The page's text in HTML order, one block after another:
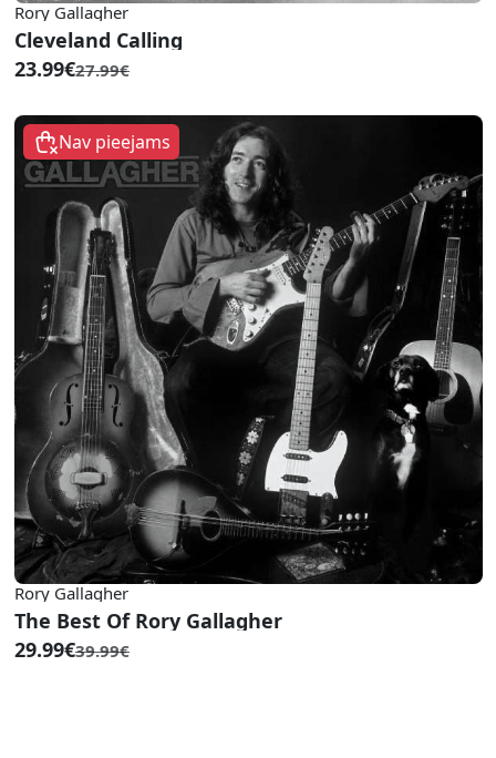
Rory Gallagher
Cleveland Calling
23.99€27.99€
Nav pieejams
Rory Gallagher
The Best Of Rory Gallagher
29.99€39.99€